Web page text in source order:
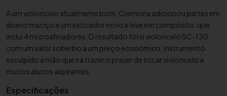
d
e
V
i
o
l
o
A um violoncelo atualmente bom, Cremona adicionou partes em
ébano maciço e um esticador novo e leve em compósito, que
inclui 4 microafinadores. O resultado foi o violoncelo SC-130,
com um valor soberbo a um preço económico, instrumento
esculpido à mão que irá trazer o prazer de tocar violoncelo a
muitos alunos aspirantes.
Especificações